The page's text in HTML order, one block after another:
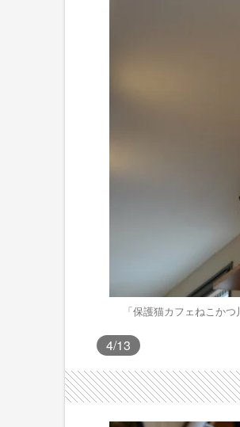
「保護猫カフェねこか
4/13